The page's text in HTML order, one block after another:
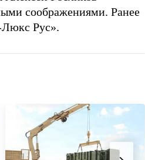
соображениями. Ранее
Люкс Рус».